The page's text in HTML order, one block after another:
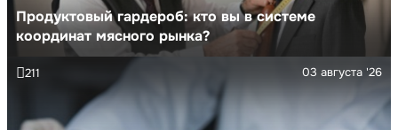
Продуктовый гардероб: кто вы в системе
координат мясного рынка?
03 августа '26
211